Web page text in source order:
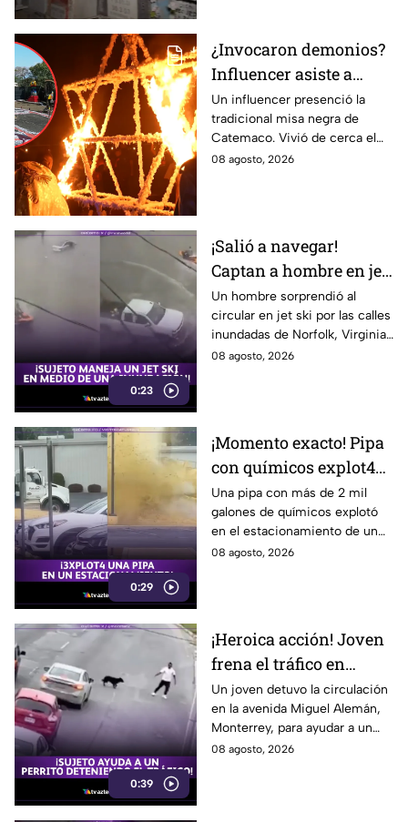
¿Invocaron demonios?
Influencer asiste a
misa n3gra en
Catemaco: Así vivió el
ritual con fuego y
brujos
Un influencer presenció la
tradicional misa negra de
Catemaco. Vivió de cerca el
ritual nocturno con fuego,
08 agosto, 2026
0:23
¡Salió a navegar!
Captan a hombre en jet
ski por calles
inundadas de Virginia
Un hombre sorprendió al
circular en jet ski por las calles
inundadas de Norfolk, Virginia,
tras una fuerte tormenta. El
08 agosto, 2026
0:29
¡Momento exacto! Pipa
con químicos explot4
en el estacionamiento
de un restaurante
Una pipa con más de 2 mil
galones de químicos explotó
en el estacionamiento de un
restaurante en Carolina del
08 agosto, 2026
0:39
¡Heroica acción! Joven
frena el tráfico en
Monterrey para salvar
a un perrito
Un joven detuvo la circulación
en la avenida Miguel Alemán,
Monterrey, para ayudar a un
perrito a cruzar la calle. El
08 agosto, 2026